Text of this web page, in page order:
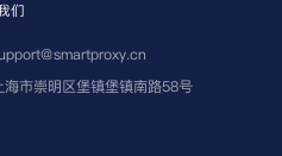
们
海市崇明区堡镇堡镇南路58号